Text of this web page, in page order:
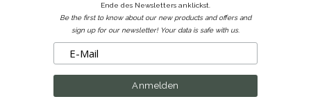
Ende des Newsletters anklickst.
Be the first to know about our new products and offers and
sign up for our newsletter! Your data is safe with us.